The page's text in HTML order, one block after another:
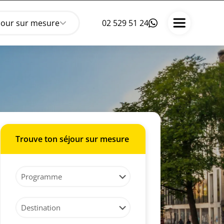
sur mesure 02 529 51 24
Trouve ton séjour sur mesure